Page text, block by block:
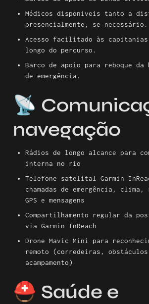
Médicos disponíveis tanto a
presencialmente, se necessário.
Acesso facilitado às
longo do percurso.
Barco de apoio para reboque da
de emergência.
📡
navegação
Rádios de longo alcance para
interna no rio
Telefone satelital Garmin
chamadas de emergência, clima,
GPS e mensagens
Compartilhamento regular da
via Garmin InReach
Drone Mavic Mini para
remoto (corredeiras,
acampamento)
⛑️ Saúde e